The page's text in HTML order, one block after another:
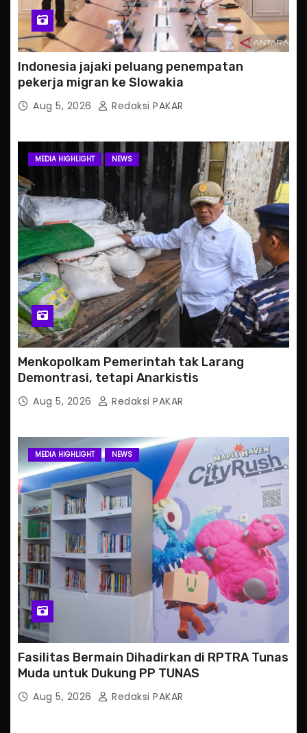
Indonesia jajaki peluang penempatan
pekerja migran ke Slowakia
Aug 5, 2026 Redaksi PAKAR
MEDIA HIGHLIGHT NEWS
Menkopolkam Pemerintah tak Larang
Demontrasi, tetapi Anarkistis
Aug 5, 2026 Redaksi PAKAR
MEDIA HIGHLIGHT NEWS
Fasilitas Bermain Dihadirkan di RPTRA Tunas
Muda untuk Dukung PP TUNAS
Aug 5, 2026 Redaksi PAKAR